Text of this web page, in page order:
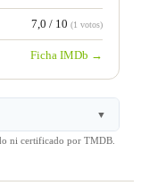
7,0 / 10 (1 votos)
Ficha IMDb →
▼
ni certificado por TMDB.